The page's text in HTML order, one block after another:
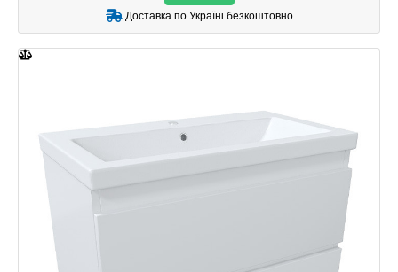
Доставка по Україні безкоштовно